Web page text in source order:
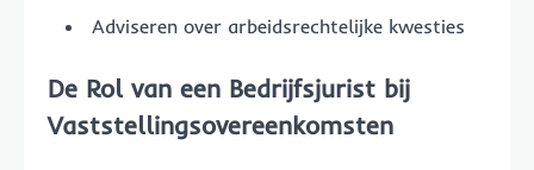
Adviseren over arbeidsrechtelijke kwesties
De Rol van een Bedrijfsjurist bij
Vaststellingsovereenkomsten